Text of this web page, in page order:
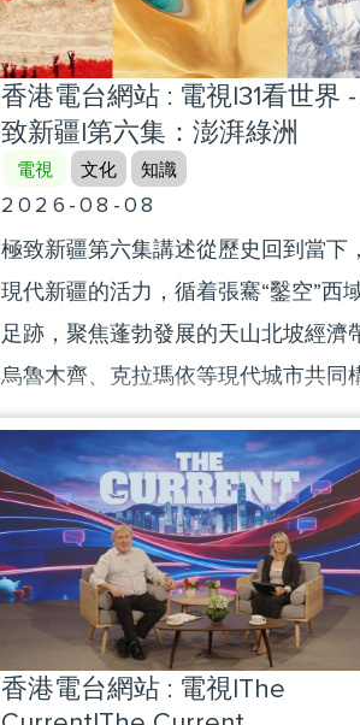
香港電台網站 : 電視|31看世界
致新疆|第六集：澎湃綠洲
電視 文化 知識
2026-08-08
極致新疆第六集講述從歷史回到當下
現代新疆的活力，循着張騫“鑿空”西
足跡，聚焦蓬勃發展的天山北坡經濟
烏魯木齊、克拉瑪依等現代城市共同
了新疆經濟的重要引擎。
香港電台網站 : 電視|The